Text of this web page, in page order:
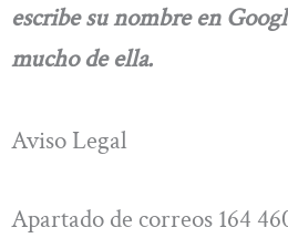
escribe su nombre en
mucho de ella.
Aviso Legal
Apartado de correos 164